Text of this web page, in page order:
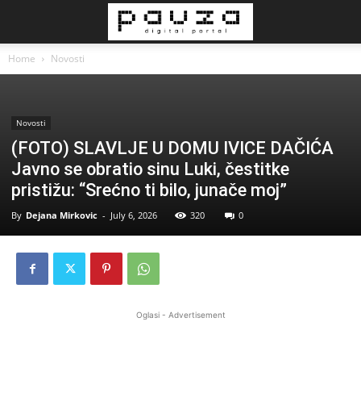
Home Novosti
Novosti
(FOTO) SLAVLJE U DOMU IVICE DAČIĆA
Javno se obratio sinu Luki, čestitke
pristižu: “Srećno ti bilo, junače moj”
By Dejana Mirkovic - July 6, 2026 320 0
Oglasi - Advertisement